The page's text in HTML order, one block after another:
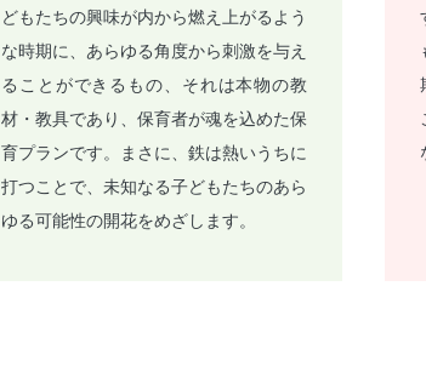
どもたちの興味が内から燃え上がるよう
な時期に、あらゆる角度から刺激を与え
ることができるもの、それは本物の教
材・教具であり、保育者が魂を込めた保
育プランです。まさに、鉄は熱いうちに
打つことで、未知なる子どもたちのあら
ゆる可能性の開花をめざします。